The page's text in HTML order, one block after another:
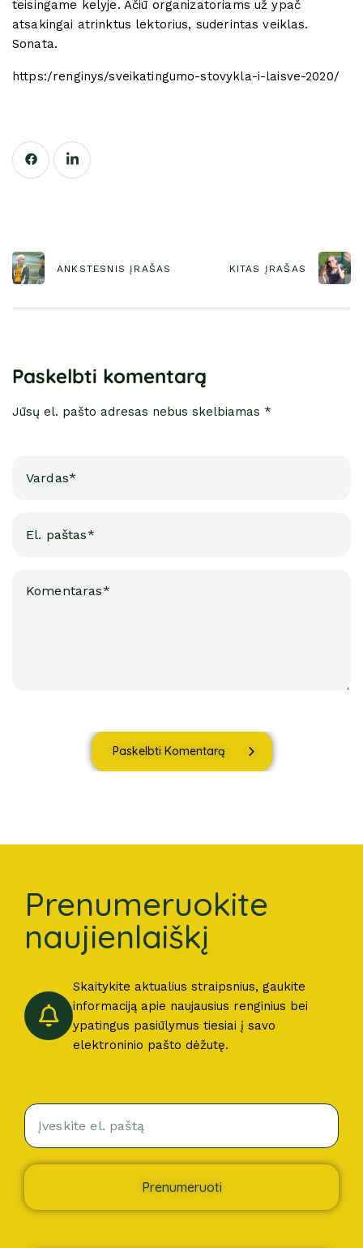
teisingame kelyje. Ačiū organizatoriams už ypač
atsakingai atrinktus lektorius, suderintas veiklas.
Sonata.
https:/renginys/sveikatingumo-stovykla-i-laisve-2020/
ANKSTESNIS ĮRAŠAS KITAS ĮRAŠAS
Paskelbti komentarą
Jūsų el. pašto adresas nebus skelbiamas *
Paskelbti Komentarą
Prenumeruokite
naujienlaiškį
Skaitykite aktualius straipsnius, gaukite
informaciją apie naujausius renginius bei
ypatingus pasiūlymus tiesiai į savo
elektroninio pašto dėžutę.
Prenumeruoti